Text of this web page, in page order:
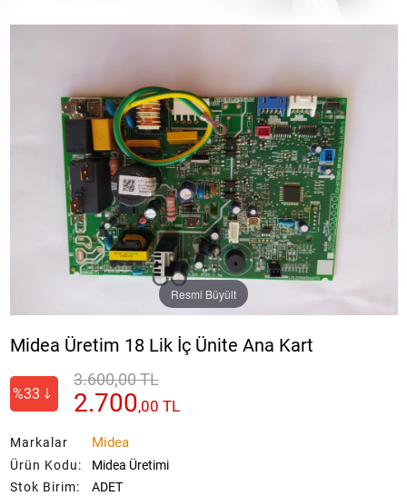
Resmi Büyült
Midea Üretim 18 Lik İç Ünite Ana Kart
%33
3.600,00 TL
2.700,00 TL
Markalar Midea
Ürün Kodu:
Midea Üretimi
Stok Birim:
ADET